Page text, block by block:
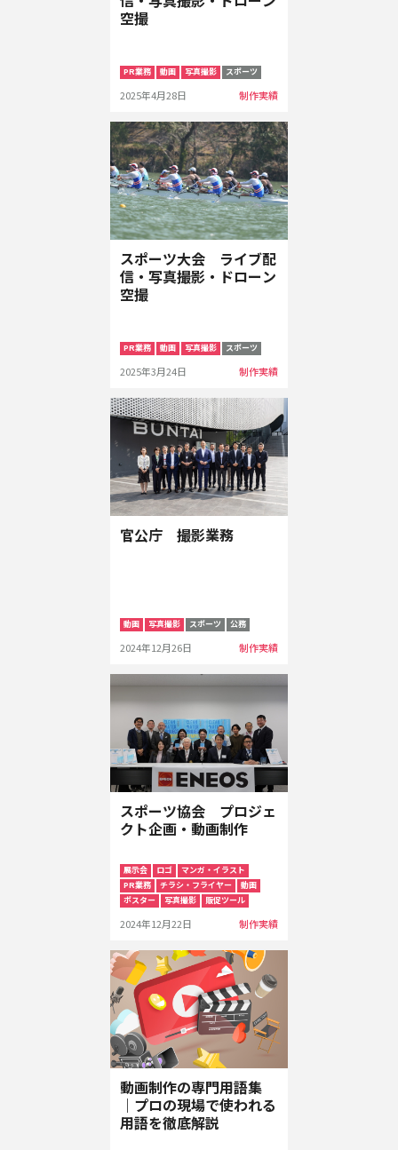
空撮
PR業務 動画 写真撮影 スポーツ
2025年4月28日 制作実績
スポーツ大会 ライブ配
信・写真撮影・ドローン
空撮
PR業務 動画 写真撮影 スポーツ
2025年3月24日 制作実績
官公庁 撮影業務
動画 写真撮影 スポーツ 公務
2024年12月26日 制作実績
スポーツ協会 プロジェ
クト企画・動画制作
展示会 ロゴ
マンガ・イラスト
PR業務
チラシ・フライヤー
動画
ポスター
写真撮影 販促ツール
2024年12月22日 制作実績
動画制作の専門用語集
｜プロの現場で使われる
用語を徹底解説